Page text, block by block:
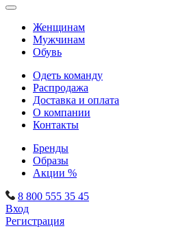
Женщинам
Мужчинам
Обувь
Одеть команду
Распродажа
Доставка и оплата
О компании
Контакты
Бренды
Образы
Акции %
8 800 555 35 45
Вход
Регистрация